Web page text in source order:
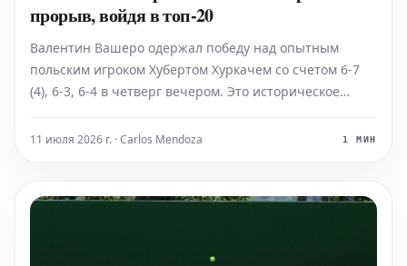
прорыв, войдя в топ-20
Валентин Вашеро одержал победу над опытным
польским игроком Хубертом Хуркачем со счетом 6-7
(4), 6-3, 6-4 в четверг вечером. Это историческое
теннисистом, вышедшим в четвертьфинал Rolex
11 июля 2026 г. · Carlos Mendoza 1 МИН